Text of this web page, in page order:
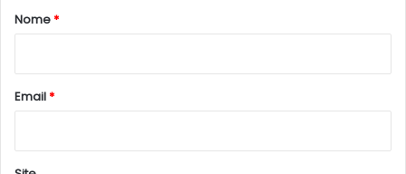
r
*
Nome*
Email*